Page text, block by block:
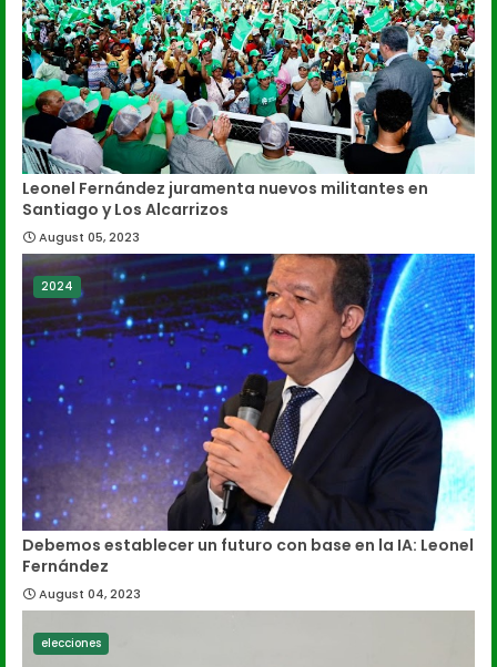
Leonel Fernández juramenta nuevos militantes en
Santiago y Los Alcarrizos
August 05, 2023
2024
Debemos establecer un futuro con base en la IA: Leonel
Fernández
August 04, 2023
elecciones